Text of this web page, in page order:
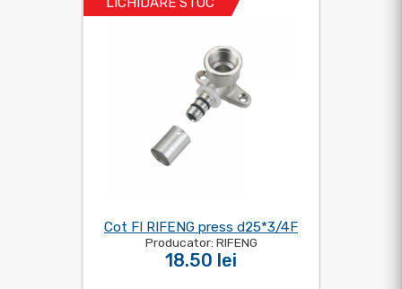
Cot FI RIFENG press d25*3/4F
Producator: RIFENG
18.50 lei